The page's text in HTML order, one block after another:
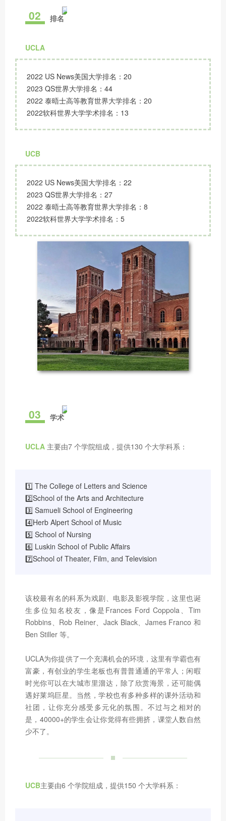
02 排名
UCLA
2022 US News美国大学排名：20
2023 QS世界大学排名：44
2022 泰晤士高等教育世界大学排名：20
2022软科世界大学学术排名：13
UCB
2022 US News美国大学排名：22
2023 QS世界大学排名：27
2022 泰晤士高等教育世界大学排名：8
2022软科世界大学学术排名：5
03 学术
UCLA 主要由7 个学院组成，提供130 个大学科系：
1️⃣ The College of Letters and Science
2️⃣School of the Arts and Architecture
3️⃣ Samueli School of Engineering
4️⃣Herb Alpert School of Music
5️⃣ School of Nursing
6️⃣ Luskin School of Public Affairs
7️⃣School of Theater, Film, and Television
该校最有名的科系为戏剧、电影及影视学院，这里也诞
生多位知名校友，像是Frances Ford Coppola、Tim
Robbins、Rob Reiner、Jack Black、James Franco 和
Ben Stiller 等。
UCLA为你提供了一个充满机会的环境，这里有学霸也有
富豪，有创业的学生老板也有普普通通的平常人；闲暇
时光你可以在大城市里溜达，除了欣赏海景，还可能偶
遇好莱坞巨星。当然，学校也有多种多样的课外活动和
社团，让你充分感受多元化的氛围。不过与之相对的
是，40000+的学生会让你觉得有些拥挤，课堂人数自然
少不了。
UCB主要由6 个学院组成，提供150 个大学科系：